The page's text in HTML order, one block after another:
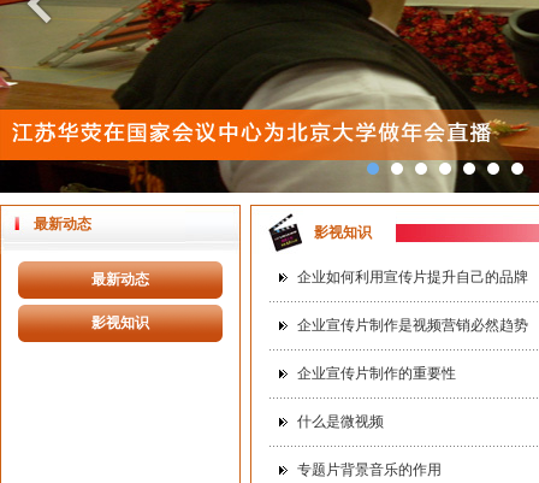
最新动态
最新动态
影视知识
影视知识
企业如何利用宣传片提升自己的品牌
企业宣传片制作是视频营销必然趋势
企业宣传片制作的重要性
什么是微视频
专题片背景音乐的作用